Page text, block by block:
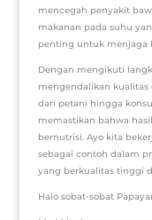
mencegah penyakit
makanan pada suhu
penting untuk menjaga
Dengan mengikuti
mengendalikan kualitas
dari petani hingga
memastikan bahwa
bernutrisi. Ayo kita
sebagai contoh dalam
yang berkualitas tinggi
Halo sobat-sobat